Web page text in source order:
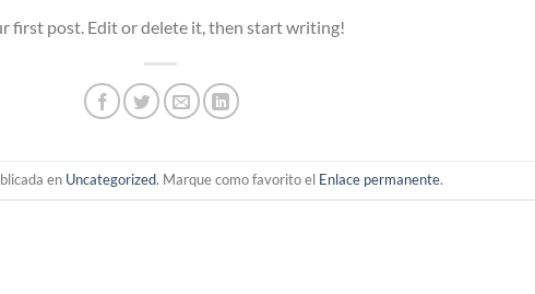
first post. Edit or delete it, then start writing!
en Uncategorized. Marque como favorito el Enlace permanente.